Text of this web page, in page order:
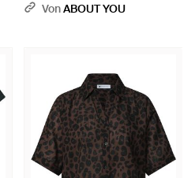
VonABOUT YOU